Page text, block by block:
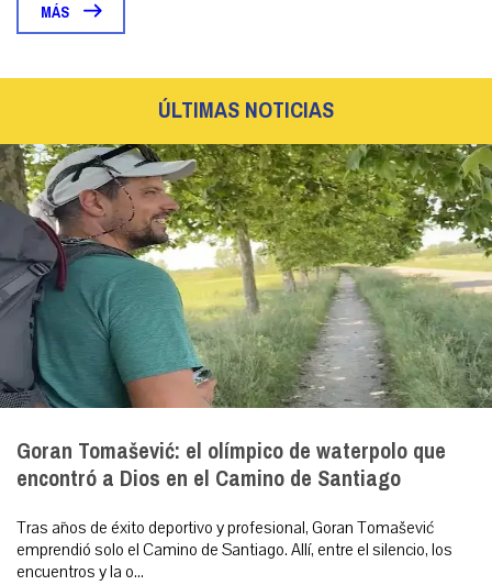
MÁS
ÚLTIMAS NOTICIAS
Goran Tomašević: el olímpico de waterpolo que
encontró a Dios en el Camino de Santiago
Tras años de éxito deportivo y profesional, Goran Tomašević
emprendió solo el Camino de Santiago. Allí, entre el silencio, los
encuentros y la o...